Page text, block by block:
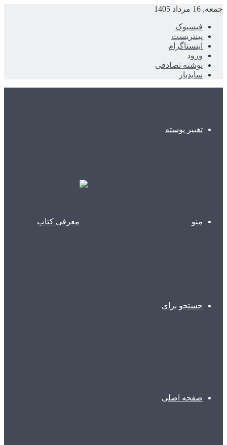
جمعه, 16 مرداد 1405
فیسبوک
پینتریست
اینستاگرام
ورود
نوشته تصادفی
سایدبار
تغییر پوسته
منو
جستجو برای
صفحه اصلی